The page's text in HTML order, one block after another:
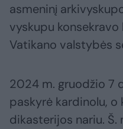
asmeninį
vyskupu konsekravo
Vatikano valstybės
2024 m. gruodžio 7
paskyrė kardinolu, o
dikasterijos nariu. Š.